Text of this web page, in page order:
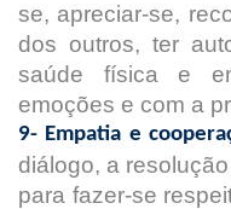
se, apreciar-se,
dos outros, ter
saúde física e
emoções e com a
9- Empatia e
diálogo, a
para fazer-se